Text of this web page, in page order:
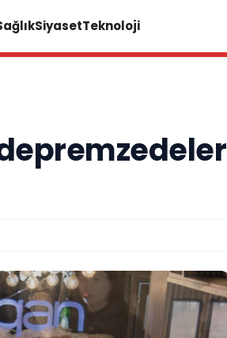
SiyasetTeknoloji